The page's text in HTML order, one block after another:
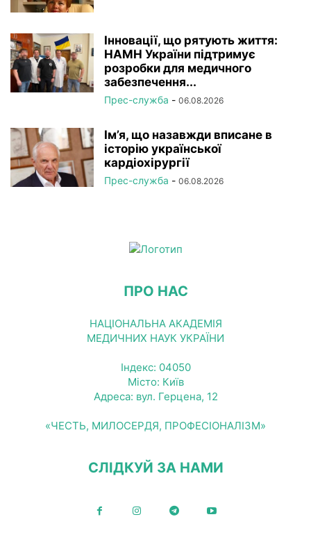
Інновації, що рятують життя:
НАМН України підтримує
розробки для медичного
забезпечення...
Прес-служба - 06.08.2026
Ім’я, що назавжди вписане в
історію української
кардіохірургії
Прес-служба - 06.08.2026
ПРО НАС
НАЦІОНАЛЬНА АКАДЕМІЯ
МЕДИЧНИХ НАУК УКРАЇНИ
Індекс: 04050
Місто: Київ
Адреса: вул. Герцена, 12
«ЧЕСТЬ, МИЛОСЕРДЯ, ПРОФЕСІОНАЛІЗМ»
СЛІДКУЙ ЗА НАМИ